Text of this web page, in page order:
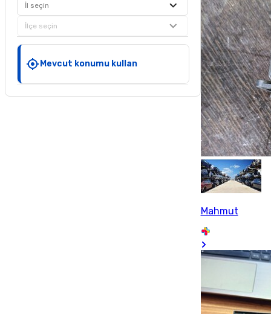
İl seçin
İlçe seçin
Mevcut konumu kullan
Mahmut